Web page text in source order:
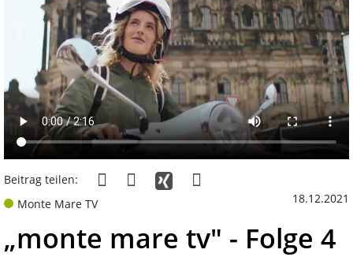
Beitrag teilen:
Monte Mare TV
18.12.2021
„monte mare tv" - Folge 4